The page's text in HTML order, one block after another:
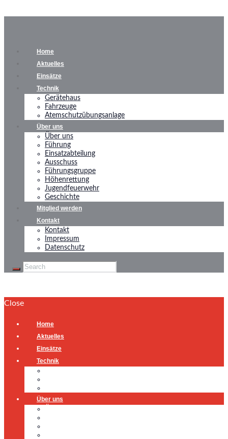
Home
Aktuelles
Einsätze
Technik
Gerätehaus
Fahrzeuge
Atemschutzübungsanlage
Über uns
Über uns
Führung
Einsatzabteilung
Ausschuss
Führungsgruppe
Höhenrettung
Jugendfeuerwehr
Geschichte
Mitglied werden
Kontakt
Kontakt
Impressum
Datenschutz
Close
Home
Aktuelles
Einsätze
Technik
Über uns